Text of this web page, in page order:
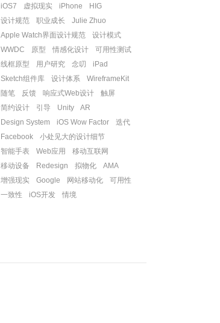
iOS7
虚拟现实 iPhone
HIG
设计规范
职业成长
Julie Zhuo
Apple Watch界面设计规范
设计模式
WWDC
原型 情感化设计
可用性测试
线框原型
用户研究 念叨
iPad
Sketch组件库
设计体系
WireframeKit
随笔
反馈 响应式Web设计
触屏
简约设计
引导 Unity
AR
Design System
iOS Wow Factor
迭代
Facebook
小处见大的设计细节
智能手表
Web应用
移动互联网
移动设备
Redesign 拟物化
AMA
增强现实
Google 网站移动化
可用性
一致性
iOS开发 情境